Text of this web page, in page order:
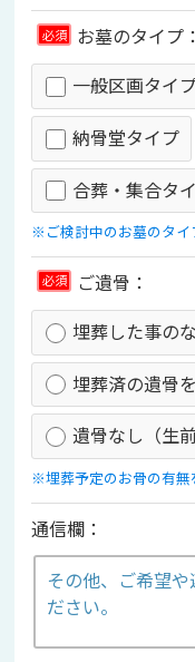
必須
お墓のタイプ：
一般区画タイ
納骨堂タイプ
合葬・集合タ
※ご検討中のお墓のタイ
必須
ご遺骨：
埋葬した事の
埋葬済の遺骨
遺骨なし（生前
※埋葬予定のお骨の有無
通信欄：